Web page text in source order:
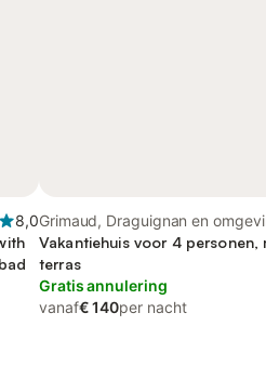
8,0Grimaud, Draguignan en
Vakantiehuis voor 4 personen,
terras
Gratis annulering
vanaf€ 140per nacht